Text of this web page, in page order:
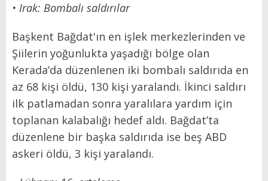
• Irak: Bombalı saldırılar
Başkent Bağdat'ın en işlek merkezlerinden ve
Şiilerin yoğunlukta yaşadığı bölge olan
Kerada’da düzenlenen iki bombalı saldırıda en
az 68 kişi öldü, 130 kişi yaralandı. İkinci saldırı
ilk patlamadan sonra yaralılara yardım için
toplanan kalabalığı hedef aldı. Bağdat’ta
düzenlene bir başka saldırıda ise beş ABD
askeri öldü, 3 kişi yaralandı.